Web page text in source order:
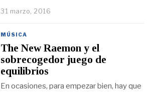
31 marzo, 2016
MÚSICA
The New Raemon y el
sobrecogedor juego de
equilibrios
En ocasiones, para empezar bien, hay que